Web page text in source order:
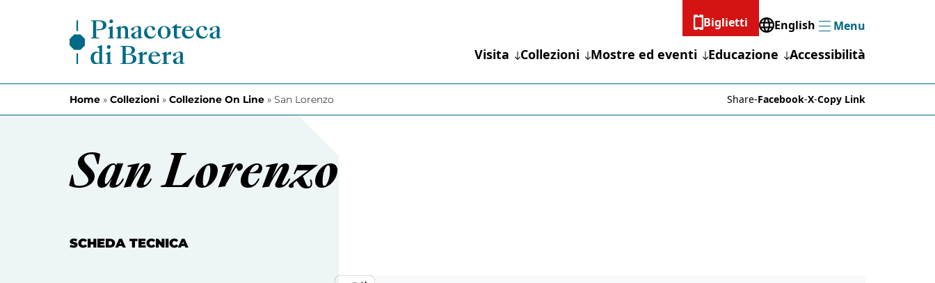
Biglietti
English
MenuMenu
Visita Collezioni Mostre ed eventi Educazione Accessibilità
Home » Collezioni » Collezione On Line » San Lorenzo Share-Facebook-X-Copy Link
San Lorenzo
SCHEDA TECNICA